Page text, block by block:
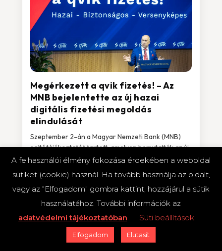
Megérkezett a qvik fizetés! – Az
MNB bejelentette az új hazai
digitális fizetési megoldás
elindulását
Szeptember 2-án a Magyar Nemzeti Bank (MNB)
sajtótájékoztatót tartott, amelyen bemutatták az új
qvik fizetési megoldást. A qvik indulásához
Minisztériummal, valamint a qvik elfogadói...
2024.09.01.
Azonnali fizetés Elektronikus fizetés
Megoldások Összes cikk
Új digitális banki
A felhasználói élmény fokozása érdekében a weboldal
sütiket (cookie) használ. Ha tovább használja az oldalt,
vagy az "Elfogadom" gombra kattint, hozzájárul a sütik
használatához. További információk az
adatvédelmi tájékoztatóban
Süti beállítások
Elfogadom Elutasít